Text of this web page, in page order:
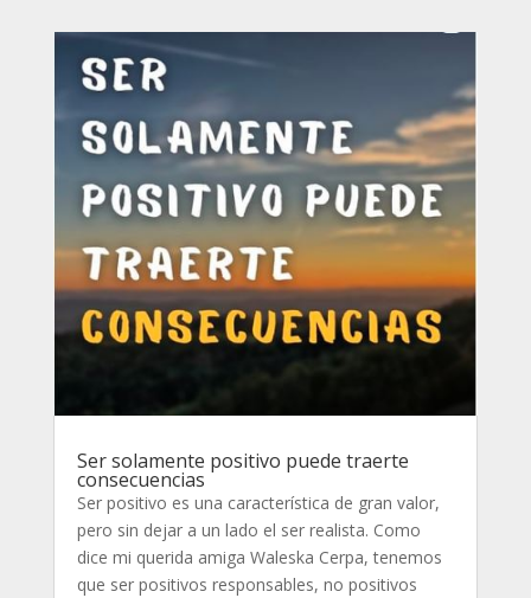
Ser solamente positivo puede traerte
consecuencias
Ser positivo es una característica de gran valor,
pero sin dejar a un lado el ser realista. Como
dice mi querida amiga Waleska Cerpa, tenemos
que ser positivos responsables, no positivos